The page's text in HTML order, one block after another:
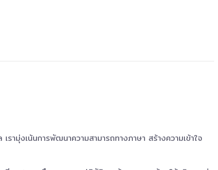
ามุ่งเน้นการพัฒนาความสามารถทางภาษา สร้างความเข้าใจ